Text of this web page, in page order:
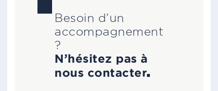
Besoin d’un
accompagnement
?
N’hésitez pas à
nous contacter